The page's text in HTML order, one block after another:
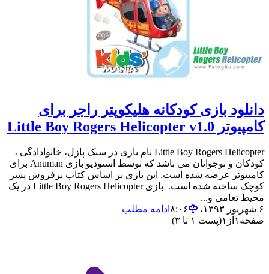
دانلود بازی کودکانه هلیکوپتر راجر برای
کامپیوتر Little Boy Rogers Helicopter v1.0
Little Boy Rogers Helicopter نام بازی در سبک پازل، خانوادادگی ،
کودکان و نوجوانان می باشد که توسط استودیو بازی Anuman برای
کامپیوتر عرضه شده است. این بازی بر اساس کتاب پرفروش پسر
کوچک ساخته شده است. بازی Little Boy Rogers Helicopter در یک
محیط تعامی و...
۶ شهریور ۱۳۹۳،‏ ۸:۰۶
ادامه مطلب
صفحه ۱ از ۱(پست ۱ تا ۳)